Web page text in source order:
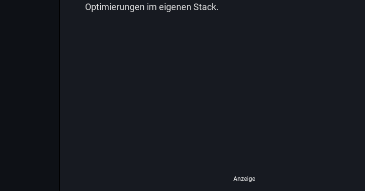
Optimierungen im eigenen Stack.
Anzeige